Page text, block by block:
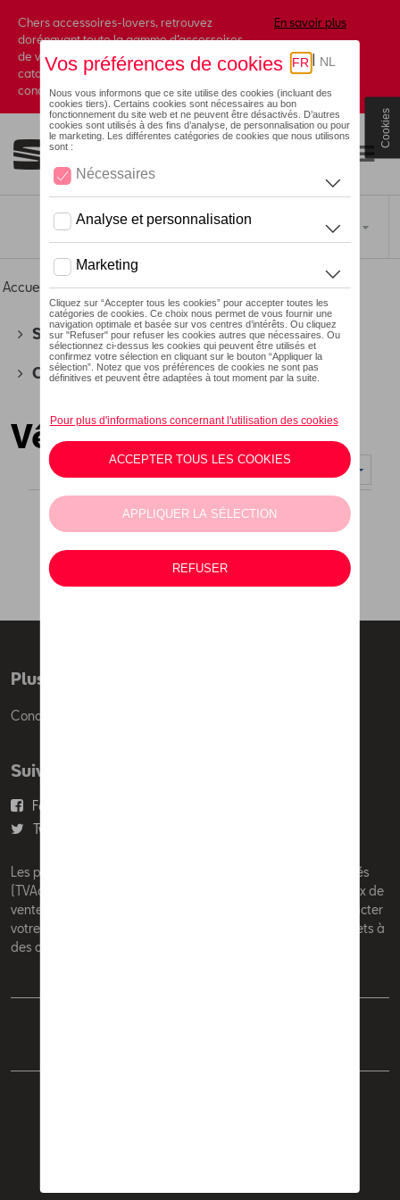
Chers accessoires-lovers, retrouvez
dorénavant toute la gamme d’accessoires
de votre marque préférée sous forme de
catalogue à commander auprès de votre
concessionaire.
En savoir plus
Accueil >Pour vous >Dernière chance > Vêtements
SEAT(178)
CUPRA(201)
Vêtements
Plus d'informations
Conditions de vente
Suivez nous
Facebook
Twitter
Les prix affichés sur le présent site sont des prix recommandés
(TVAc), hors éventuels frais de montage. Pour connaitre le prix de
vente actuel et les éventuels frais de montage, veuillez contacter
votre concessionnaire/agent. Les prix recommandés sont sujets à
des changements sans préavis.
Cookies